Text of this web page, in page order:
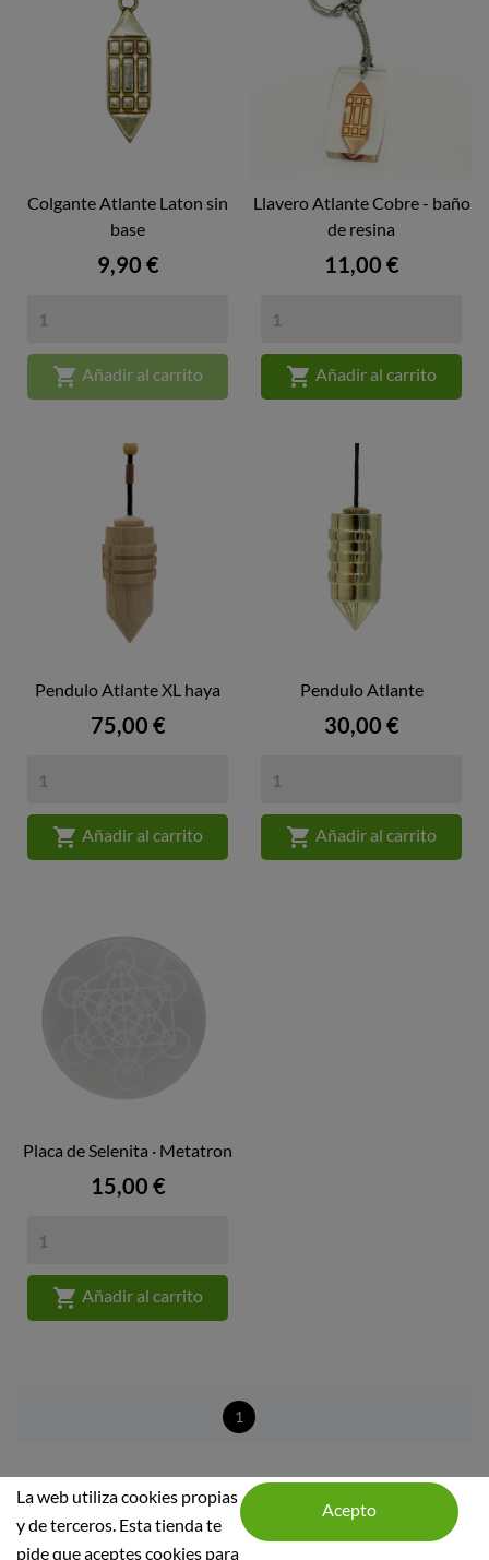
Colgante Atlante Laton sin
base
Precio
9,90 €
 Añadir al carrito
Llavero Atlante Cobre - baño
de resina
Precio
11,00 €
 Añadir al carrito
Pendulo Atlante XL haya
Precio
75,00 €
 Añadir al carrito
Pendulo Atlante
Precio
30,00 €
 Añadir al carrito
Placa de Selenita · Metatron
Precio
15,00 €
 Añadir al carrito
1
La web utiliza cookies propias
y de terceros. Esta tienda te
pide que aceptes cookies para